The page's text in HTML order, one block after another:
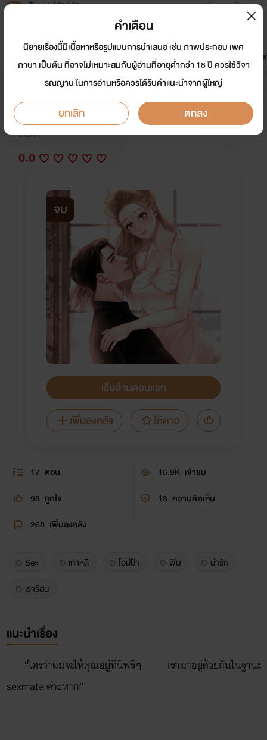
Tunwalai ธัญวลัย
หน้าแรก นิยาย อีบุ๊ก การ์ตูน
มาใหม่
ดรีมแชท ธัญลิสต์
ขย้ำรักกักหัวใจ 20++
นักเขียน: Crazy Rain
อีโรติก
0.0
จบ
เริ่มอ่านตอนแรก
เพิ่มลงคลัง
ให้ดาว
17 ตอน 16.9K เข้าชม
98 ถูกใจ 13 ความคิดเห็น
268 เพิ่มลงคลัง
Sex เกาหลี โอปป้า ฟิน
น่ารัก
เร่าร้อน
แนะนำเรื่อง
“ใครว่าผมจะให้คุณอยู่ที่นี่ฟรีๆ เรามาอยู่ด้วยกันในฐานะ
sexmate ต่างหาก”
คำเตือน
นิยายเรื่องนี้มีเนื้อหาหรือรูปแบบการนำเสนอ เช่น ภาพประกอบ เพศ
ภาษา เป็นต้น ที่อาจไม่เหมาะสมกับผู้อ่านที่อายุต่ำกว่า 18 ปี ควรใช้วิจา
รณญาน ในการอ่านหรือควรได้รับคำแนะนำจากผู้ใหญ่
ยกเลิก ตกลง